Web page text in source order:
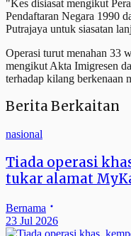
"Kes disiasat mengikut
Pendaftaran Negara 1990
Putrajaya untuk siasatan
Operasi turut menahan 33
mengikut Akta Imigresen
terhadap kilang berkenaan
Berita Berkaitan
nasional
Tiada operasi
tukar alamat
Bernama
23 Jul 2026